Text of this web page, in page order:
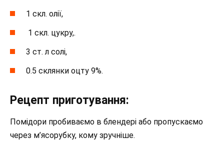
1 скл. олії,
1 скл. цукру,.
3 ст. л солі,
0.5 склянки оцту 9%.
Рецепт приготування:
Помідори пробиваємо в блендері або пропускаємо
через м’ясорубку, кому зручніше.